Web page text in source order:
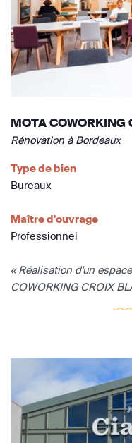
MOTA COWORKING
Rénovation à Bordeaux
Type de bien
Bureaux
Maître d'ouvrage
Professionnel
« Réalisation d'un
COWORKING CROIX